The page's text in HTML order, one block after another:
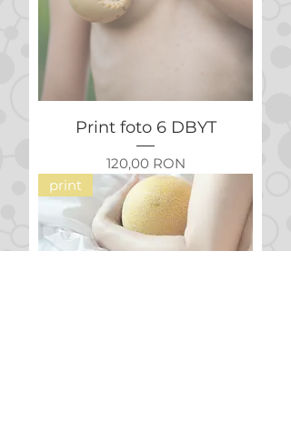
Print foto 6 DBYT
Preț
120,00 RON
print